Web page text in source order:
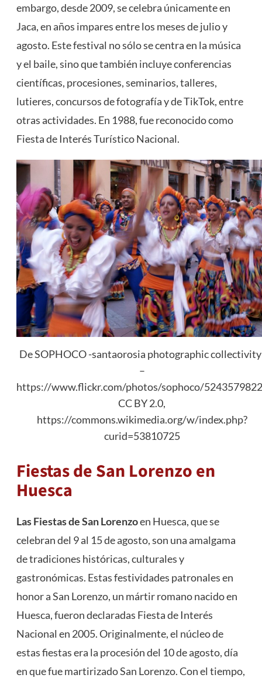
embargo, desde 2009, se celebra únicamente en
Jaca, en años impares entre los meses de julio y
agosto. Este festival no sólo se centra en la música
y el baile, sino que también incluye conferencias
científicas, procesiones, seminarios, talleres,
lutieres, concursos de fotografía y de TikTok, entre
otras actividades. En 1988, fue reconocido como
Fiesta de Interés Turístico Nacional​​.
De SOPHOCO -santaorosia photographic
–
https://www.flickr.com/photos/sophoco/
CC BY 2.0,
https://commons.wikimedia.org/w/index.php?
curid=53810725
Fiestas de San Lorenzo en
Huesca
Las Fiestas de San Lorenzoen Huesca, que se
celebran del 9 al 15 de agosto, son una amalgama
de tradiciones históricas, culturales y
gastronómicas. Estas festividades patronales en
honor a San Lorenzo, un mártir romano nacido en
Huesca, fueron declaradas Fiesta de Interés
Nacional en 2005. Originalmente, el núcleo de
estas fiestas era la procesión del 10 de agosto, día
en que fue martirizado San Lorenzo. Con el tiempo,